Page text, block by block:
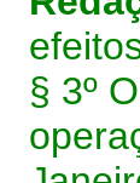
§ 3º